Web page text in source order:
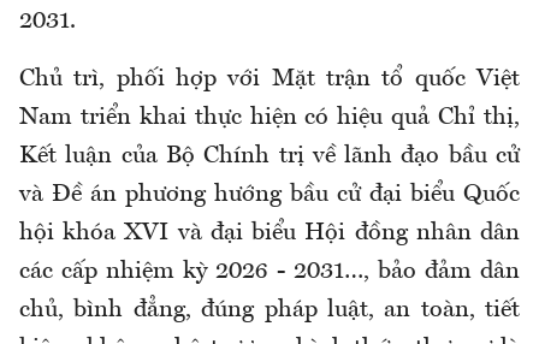
2031.
Chủ trì, phối hợp với Mặt trận tổ quốc Việt
Nam triển khai thực hiện có hiệu quả Chỉ thị,
Kết luận của Bộ Chính trị về lãnh đạo bầu cử
và Đề án phương hướng bầu cử đại biểu Quốc
hội khóa XVI và đại biểu Hội đồng nhân dân
các cấp nhiệm kỳ 2026 - 2031…, bảo đảm dân
chủ, bình đẳng, đúng pháp luật, an toàn, tiết